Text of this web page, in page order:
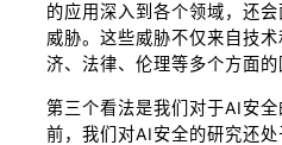
的应用深入到各个领域，还
威胁。这些威胁不仅来自技
济、法律、伦理等多个方面的
第三个看法是我们对于AI安
前，我们对AI安全的研究还